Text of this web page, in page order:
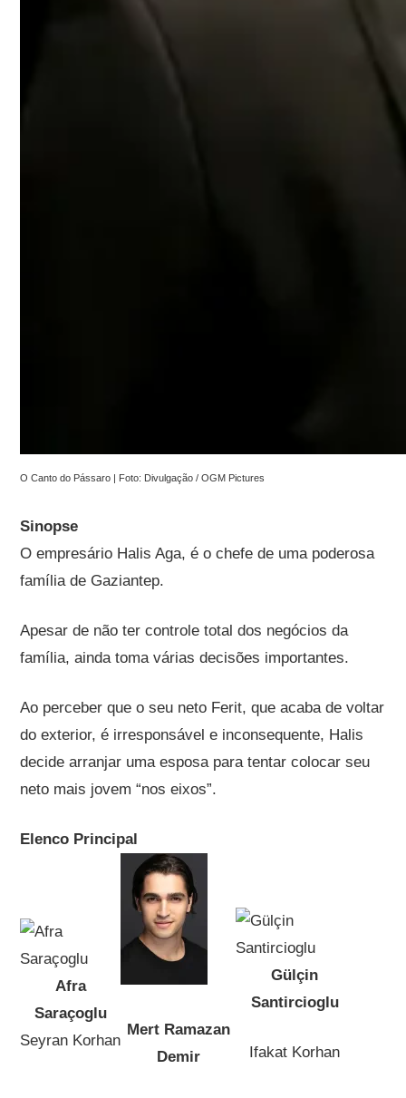
O Canto do Pássaro | Foto: Divulgação / OGM Pictures
Sinopse
O empresário Halis Aga, é o chefe de uma poderosa
família de Gaziantep.
Apesar de não ter controle total dos negócios da
família, ainda toma várias decisões importantes.
Ao perceber que o seu neto Ferit, que acaba de voltar
do exterior, é irresponsável e inconsequente, Halis
decide arranjar uma esposa para tentar colocar seu
neto mais jovem “nos eixos”.
Elenco Principal
Afra
Saraçoglu
Seyran Korhan
Mert Ramazan
Demir
Gülçin
Santircioglu
Ifakat Korhan